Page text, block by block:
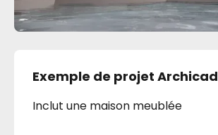
Exemple de projet Archicad
Inclut une maison meublée